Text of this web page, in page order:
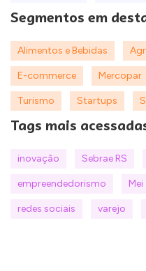
Segmentos em
Alimentos e Bebidas
E-commerce Mercopar
Turismo Startups
Tags mais
inovação Sebrae RS
empreendedorismo Mei
redes sociais varejo